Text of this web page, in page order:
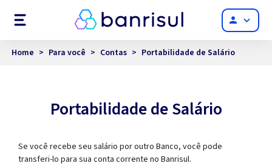
Menu person
Home > Para você > Contas > Portabilidade de Salário
Portabilidade de Salário
Se você recebe seu salário por outro Banco, você pode
transferi-lo para sua conta corrente no Banrisul.